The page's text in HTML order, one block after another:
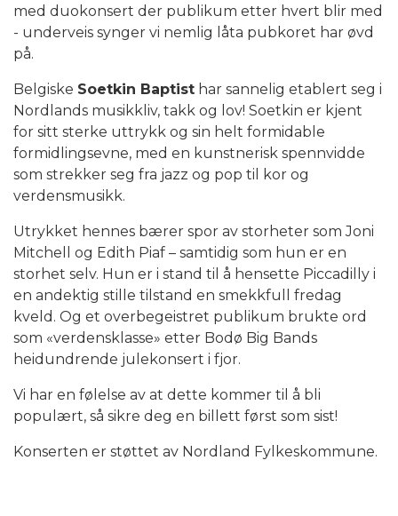
med duokonsert der publikum etter hvert blir med
- underveis synger vi nemlig låta pubkoret har øvd
på.
Belgiske Soetkin Baptist har sannelig etablert seg i
Nordlands musikkliv, takk og lov! Soetkin er kjent
for sitt sterke uttrykk og sin helt formidable
formidlingsevne, med en kunstnerisk spennvidde
som strekker seg fra jazz og pop til kor og
verdensmusikk.
Utrykket hennes bærer spor av storheter som Joni
Mitchell og Edith Piaf – samtidig som hun er en
storhet selv. Hun er i stand til å hensette Piccadilly i
en andektig stille tilstand en smekkfull fredag
kveld. Og et overbegeistret publikum brukte ord
som «verdensklasse» etter Bodø Big Bands
heidundrende julekonsert i fjor.
Vi har en følelse av at dette kommer til å bli
populært, så sikre deg en billett først som sist!
Konserten er støttet av Nordland Fylkeskommune.